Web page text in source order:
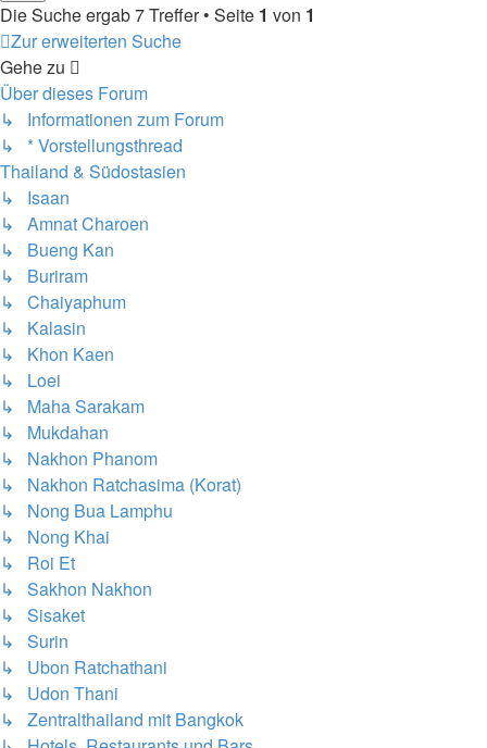
Die Suche ergab 7 Treffer • Seite 1 von 1
Zur erweiterten Suche
Gehe zu
Über dieses Forum
↳ Informationen zum Forum
↳ * Vorstellungsthread
Thailand & Südostasien
↳ Isaan
↳ Amnat Charoen
↳ Bueng Kan
↳ Buriram
↳ Chaiyaphum
↳ Kalasin
↳ Khon Kaen
↳ Loei
↳ Maha Sarakam
↳ Mukdahan
↳ Nakhon Phanom
↳ Nakhon Ratchasima (Korat)
↳ Nong Bua Lamphu
↳ Nong Khai
↳ Roi Et
↳ Sakhon Nakhon
↳ Sisaket
↳ Surin
↳ Ubon Ratchathani
↳ Udon Thani
↳ Zentralthailand mit Bangkok